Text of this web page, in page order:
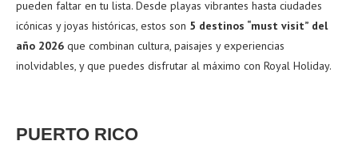
pueden faltar en tu lista. Desde playas vibrantes hasta ciudades
icónicas y joyas históricas, estos son 5 destinos “must visit” del
año 2026 que combinan cultura, paisajes y experiencias
inolvidables, y que puedes disfrutar al máximo con Royal Holiday.
PUERTO RICO